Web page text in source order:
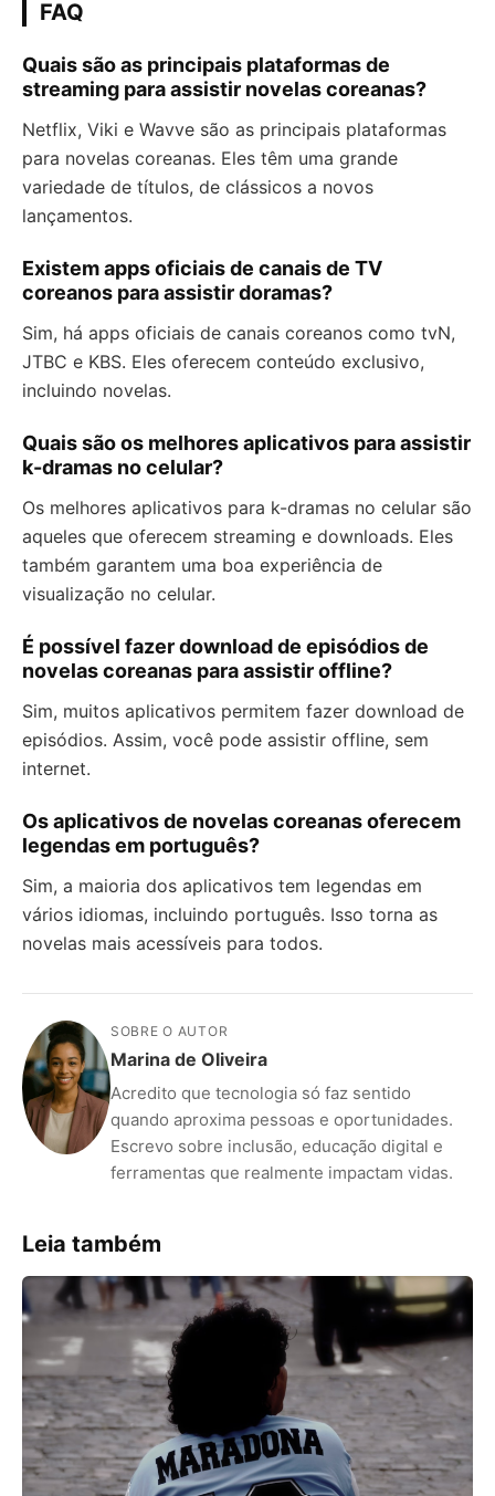
FAQ
Quais são as principais plataformas de
streaming para assistir novelas coreanas?
Netflix, Viki e Wavve são as principais plataformas
para novelas coreanas. Eles têm uma grande
variedade de títulos, de clássicos a novos
lançamentos.
Existem apps oficiais de canais de TV
coreanos para assistir doramas?
Sim, há apps oficiais de canais coreanos como tvN,
JTBC e KBS. Eles oferecem conteúdo exclusivo,
incluindo novelas.
Quais são os melhores aplicativos para assistir
k-dramas no celular?
Os melhores aplicativos para k-dramas no celular são
aqueles que oferecem streaming e downloads. Eles
também garantem uma boa experiência de
visualização no celular.
É possível fazer download de episódios de
novelas coreanas para assistir offline?
Sim, muitos aplicativos permitem fazer download de
episódios. Assim, você pode assistir offline, sem
internet.
Os aplicativos de novelas coreanas oferecem
legendas em português?
Sim, a maioria dos aplicativos tem legendas em
vários idiomas, incluindo português. Isso torna as
novelas mais acessíveis para todos.
SOBRE O AUTOR
Marina de Oliveira
Acredito que tecnologia só faz sentido
quando aproxima pessoas e oportunidades.
Escrevo sobre inclusão, educação digital e
ferramentas que realmente impactam vidas.
Leia também